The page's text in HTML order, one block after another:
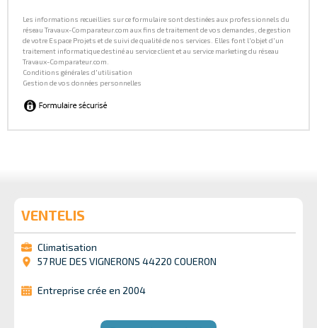
VENTELIS
Climatisation
57 RUE DES VIGNERONS 44220 COUERON
Entreprise crée en 2004